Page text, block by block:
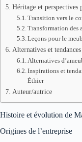
Héritage et perspectives
Transition vers le
Transformation des
Leçons pour le
Alternatives et
Alternatives
Inspirations et
Éthier
Auteur/autrice
Histoire et évolution de
Origines de l’entreprise